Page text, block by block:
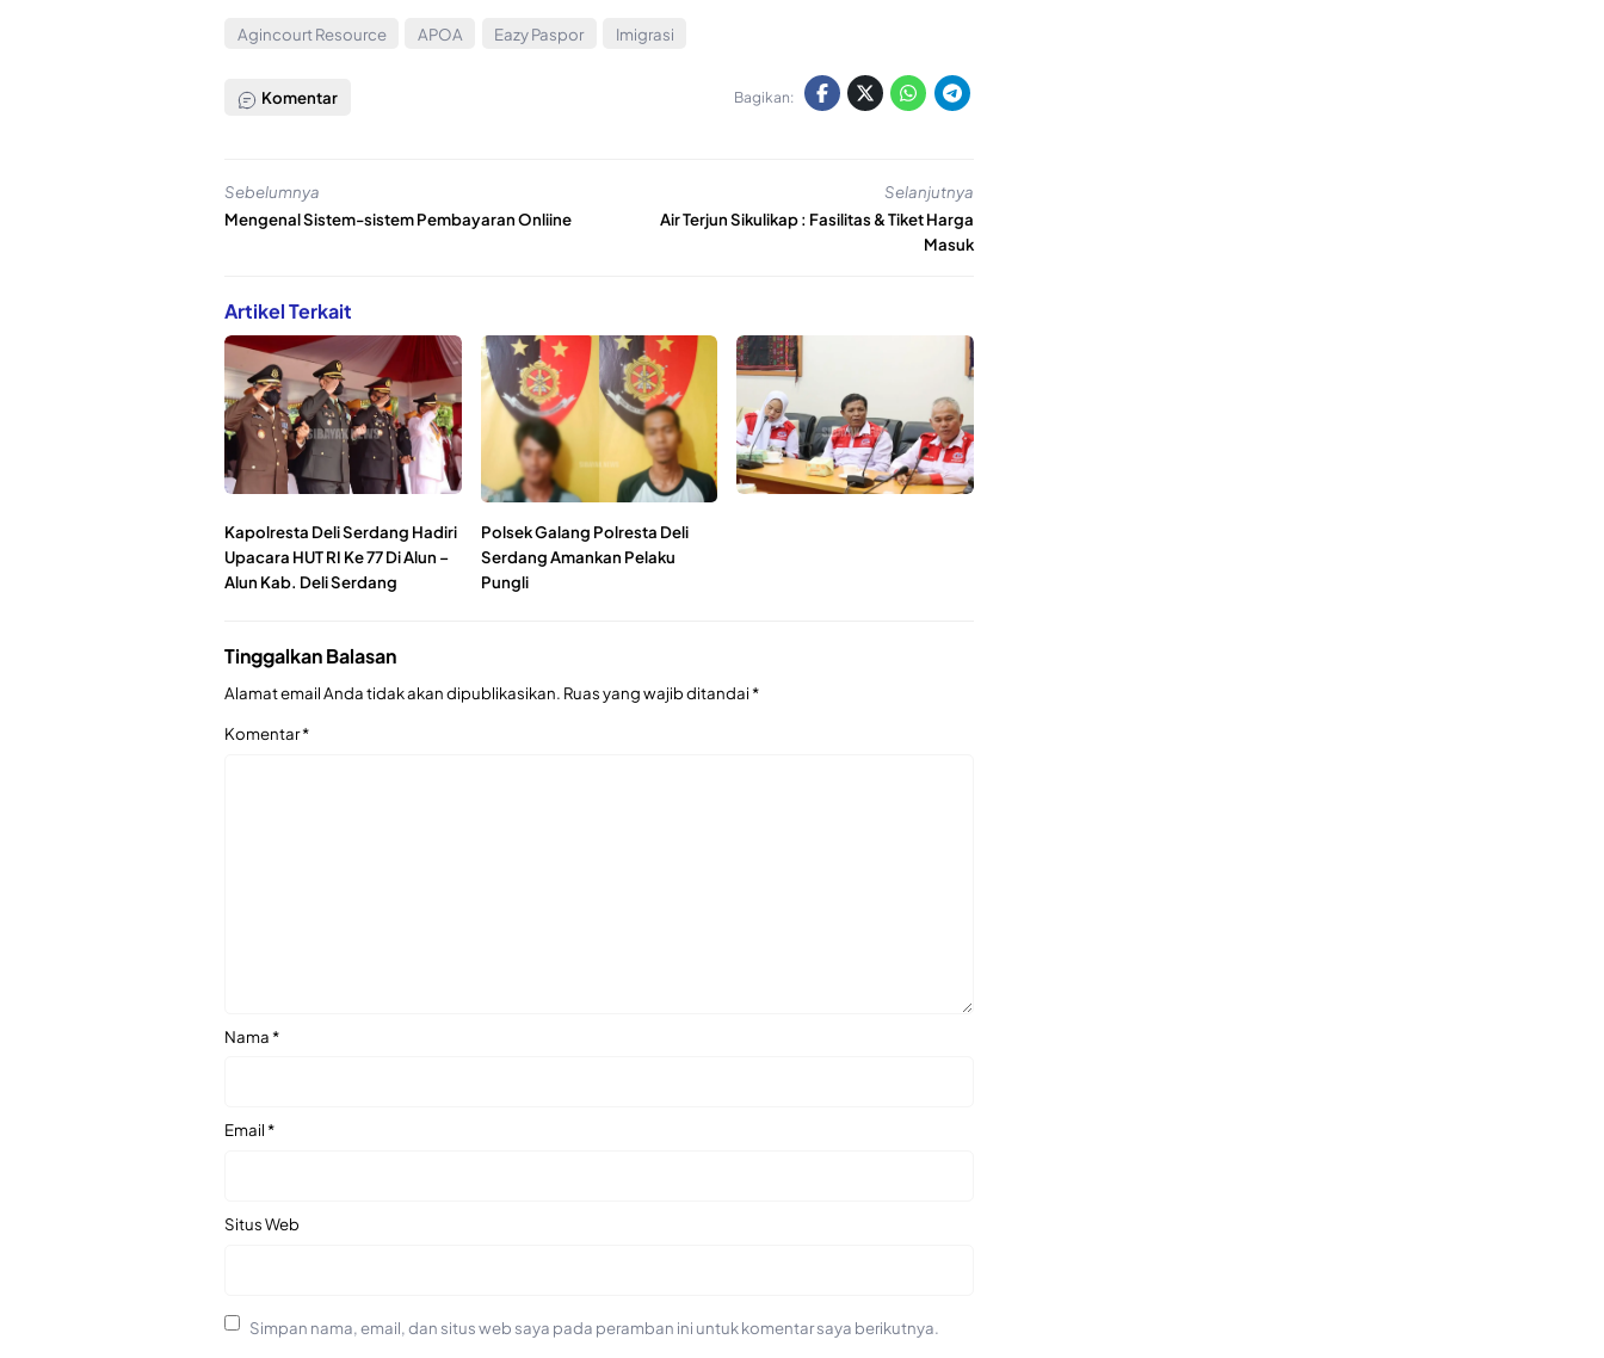
Agincourt Resource APOA Eazy Paspor Imigrasi
Komentar Bagikan:
Sebelumnya
Mengenal Sistem-sistem Pembayaran Onliine
Selanjutnya
Air Terjun Sikulikap : Fasilitas & Tiket Harga
Masuk
Artikel Terkait
Kapolresta Deli Serdang Hadiri
Upacara HUT RI Ke 77 Di Alun –
Alun Kab. Deli Serdang
Polsek Galang Polresta Deli
Serdang Amankan Pelaku
Pungli
Tinggalkan Balasan
Alamat email Anda tidak akan dipublikasikan. Ruas yang wajib ditandai*
Komentar*
Nama*
Email*
Situs Web
Simpan nama, email, dan situs web saya pada peramban ini untuk komentar saya berikutnya.